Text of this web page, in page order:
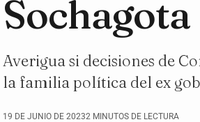
Sochagota
Averigua si decisiones de
la familia política del ex
19 DE JUNIO DE 20232 MINUTOS DE LECTURA